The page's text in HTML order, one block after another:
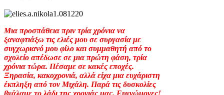
Μια προσπάθεια πριν τρία χρόνια να
ξαναφτιάξω τις ελιές μου σε συργασία με
συγχωριανό μου φίλο και συμμαθητή από το
σχολείο απέδωσε σε μια πρώτη φάση, τρία
χρόνια τώρα. Πέσαμε σε κακές εποχές.
Ξηρασία, κακοχρονιά, αλλά είχα μια ευχάριστη
έκπληξη από τον Μιχάλη. Παρά τις δυσκολίες
βγάλαμε το λάδι της χρονιάς μας. Ευγνώμονες!